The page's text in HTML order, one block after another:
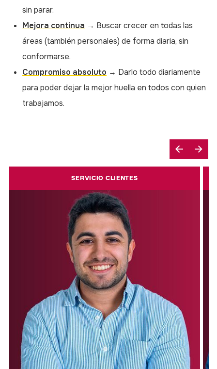
sin parar.
Mejora continua → Buscar crecer en todas las
áreas (también personales) de forma diaria, sin
conformarse.
Compromiso absoluto → Darlo todo diariamente
para poder dejar la mejor huella en todos con quien
trabajamos.
SERVICIO CLIENTES